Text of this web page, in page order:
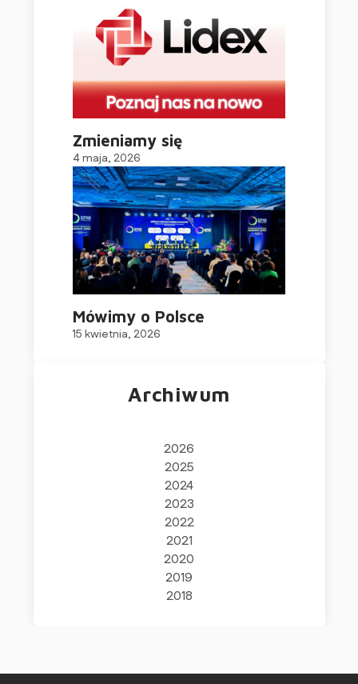
Zmieniamy się
4 maja, 2026
Mówimy o Polsce
15 kwietnia, 2026
Archiwum
2026
2025
2024
2023
2022
2021
2020
2019
2018